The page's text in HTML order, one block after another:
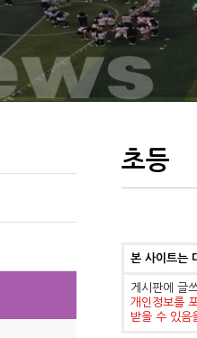
학교
학교
초등
본 사이트는
게시판에 글
개인정보를
받을 수 있음